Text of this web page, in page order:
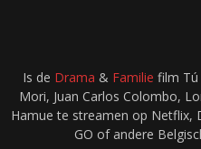
Is de Drama & Familie film
Mori, Juan Carlos Colombo,
Hamue te streamen op Netflix,
GO of andere